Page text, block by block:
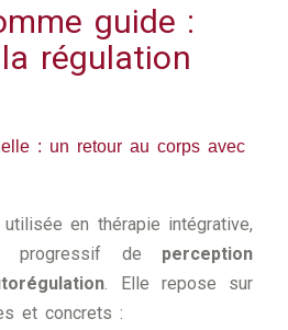
guide :
régulation
: un retour au corps avec
utilisée en thérapie intégrative,
progressif de perception
. Elle repose sur
et concrets :